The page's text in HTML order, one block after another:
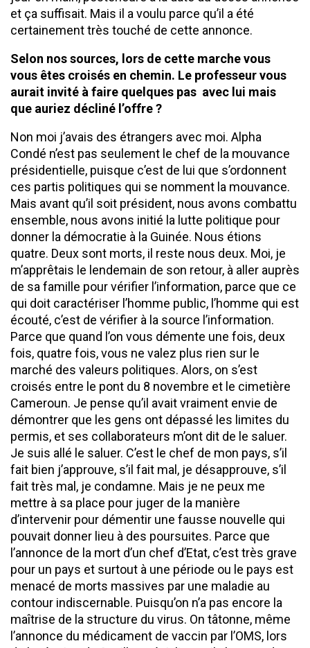
et ça suffisait. Mais il a voulu parce qu’il a été
certainement très touché de cette annonce.
Selon nos sources, lors de cette marche vous
vous êtes croisés en chemin. Le professeur vous
aurait invité à faire quelques pas avec lui mais
que auriez décliné l’offre ?
Non moi j’avais des étrangers avec moi. Alpha
Condé n’est pas seulement le chef de la mouvance
présidentielle, puisque c’est de lui que s’ordonnent
ces partis politiques qui se nomment la mouvance.
Mais avant qu’il soit président, nous avons combattu
ensemble, nous avons initié la lutte politique pour
donner la démocratie à la Guinée. Nous étions
quatre. Deux sont morts, il reste nous deux. Moi, je
m’apprêtais le lendemain de son retour, à aller auprès
de sa famille pour vérifier l’information, parce que ce
qui doit caractériser l’homme public, l’homme qui est
écouté, c’est de vérifier à la source l’information.
Parce que quand l’on vous démente une fois, deux
fois, quatre fois, vous ne valez plus rien sur le
marché des valeurs politiques. Alors, on s’est
croisés entre le pont du 8 novembre et le cimetière
Cameroun. Je pense qu’il avait vraiment envie de
démontrer que les gens ont dépassé les limites du
permis, et ses collaborateurs m’ont dit de le saluer.
Je suis allé le saluer. C’est le chef de mon pays, s’il
fait bien j’approuve, s’il fait mal, je désapprouve, s’il
fait très mal, je condamne. Mais je ne peux me
mettre à sa place pour juger de la manière
d’intervenir pour démentir une fausse nouvelle qui
pouvait donner lieu à des poursuites. Parce que
l’annonce de la mort d’un chef d’Etat, c’est très grave
pour un pays et surtout à une période ou le pays est
menacé de morts massives par une maladie au
contour indiscernable. Puisqu’on n’a pas encore la
maîtrise de la structure du virus. On tâtonne, même
l’annonce du médicament de vaccin par l’OMS, lors